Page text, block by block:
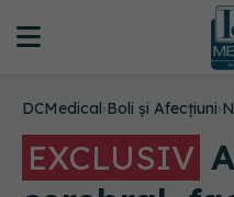
DCMedical›Boli și Afecțiuni›
EXCLUSIV